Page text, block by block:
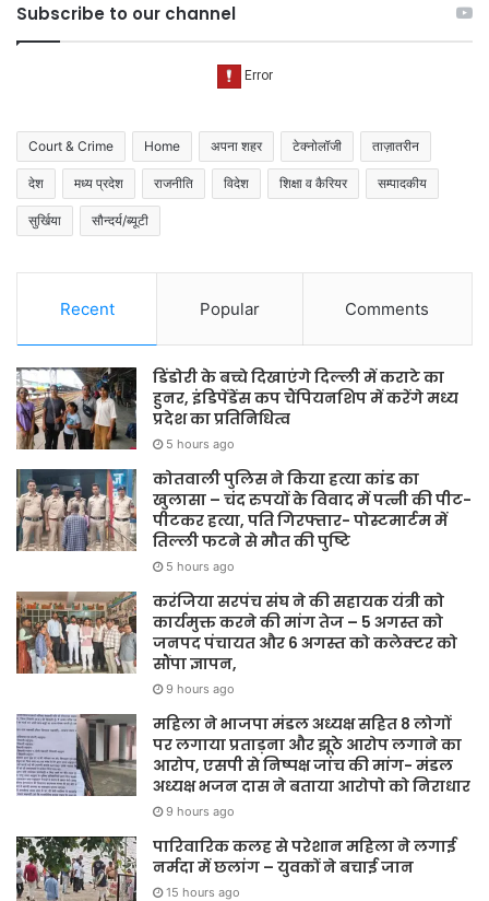
Subscribe to our channel
Court & Crime Home अपना शहर टेक्नोलॉजी ताज़ातरीन
देश मध्य प्रदेश राजनीति विदेश शिक्षा व कैरियर सम्पादकीय
सुर्खिया सौन्दर्य/ब्यूटी
Recent Popular Comments
डिंडोरी के बच्चे दिखाएंगे दिल्ली में कराटे का
हुनर, इंडिपेंडेंस कप चैंपियनशिप में करेंगे मध्य
प्रदेश का प्रतिनिधित्व
5 hours ago
कोतवाली पुलिस ने किया हत्या कांड का
खुलासा – चंद रुपयों के विवाद में पत्नी की पीट-
पीटकर हत्या, पति गिरफ्तार- पोस्टमार्टम में
तिल्ली फटने से मौत की पुष्टि
5 hours ago
करंजिया सरपंच संघ ने की सहायक यंत्री को
कार्यमुक्त करने की मांग तेज – 5 अगस्त को
जनपद पंचायत और 6 अगस्त को कलेक्टर को
सौंपा ज्ञापन,
9 hours ago
महिला ने भाजपा मंडल अध्यक्ष सहित 8 लोगों
पर लगाया प्रताड़ना और झूठे आरोप लगाने का
आरोप, एसपी से निष्पक्ष जांच की मांग- मंडल
अध्यक्ष भजन दास ने बताया आरोपो को निराधार
9 hours ago
पारिवारिक कलह से परेशान महिला ने लगाई
नर्मदा में छलांग – युवकों ने बचाई जान
15 hours ago